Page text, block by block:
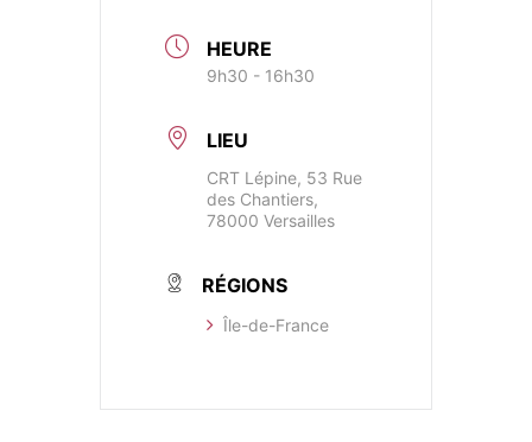
HEURE
9h30 - 16h30
LIEU
CRT Lépine, 53 Rue
des Chantiers,
78000 Versailles
RÉGIONS
​Île-de-France